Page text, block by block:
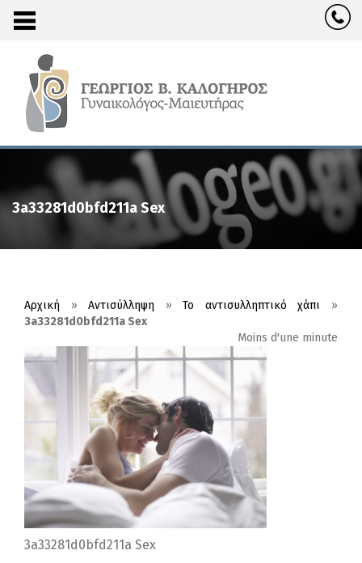
3a33281d0bfd211a Sex
Αρχική »Αντισύλληψη »Το αντισυλληπτικό χάπι »
3a33281d0bfd211a Sex
Moins d'une minute
3a33281d0bfd211a Sex